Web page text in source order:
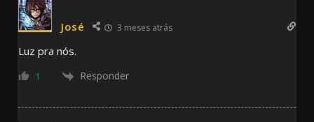
José 3 meses atrás
Luz pra nós.
1 Responder